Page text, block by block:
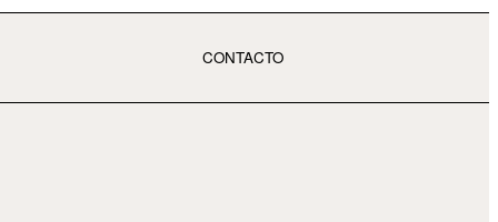
CONTACTO